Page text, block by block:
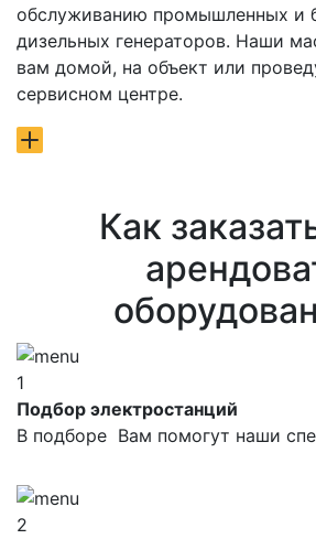
обслуживанию промышленных и
дизельных генераторов. Наши
вам домой, на объект или
сервисном центре.
Как
1
Подбор электростанций
В подборе Вам помогут наши
2